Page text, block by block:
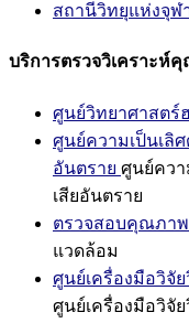
สถานีวิทยุแห่งจุฬ
บริการตรวจวิเคราะห์
ศูนย์วิทยาศาสตร์
ศูนย์ความเป็นเลิ
อันตราย ศูนย์ควา
เสียอันตราย
ตรวจสอบคุณภา
แวดล้อม
ศูนย์เครื่องมือวิจั
ศูนย์เครื่องมือวิจั